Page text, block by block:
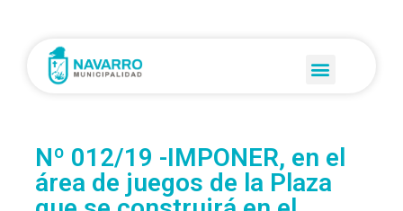
Nº 012/19 -IMPONER, en el
área de juegos de la Plaza